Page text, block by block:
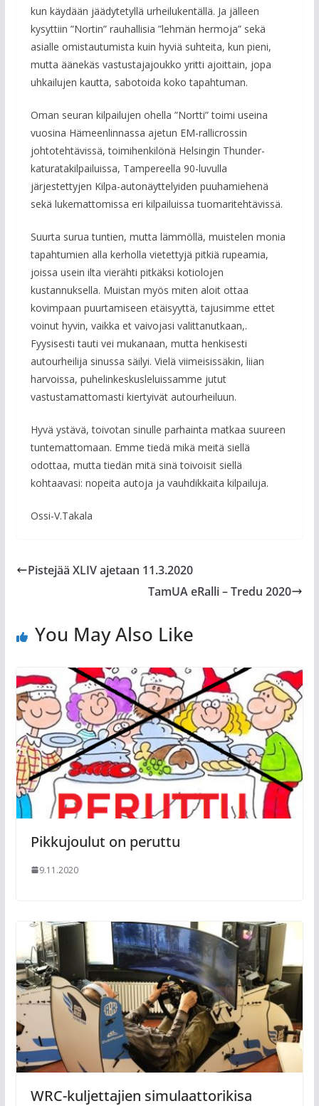
kun käydään jäädytetyllä urheilukentällä. Ja jälleen
kysyttiin ”Nortin” rauhallisia ”lehmän hermoja” sekä
asialle omistautumista kuin hyviä suhteita, kun pieni,
mutta äänekäs vastustajajoukko yritti ajoittain, jopa
uhkailujen kautta, sabotoida koko tapahtuman.
Oman seuran kilpailujen ohella ”Nortti” toimi useina
vuosina Hämeenlinnassa ajetun EM-rallicrossin
johtotehtävissä, toimihenkilönä Helsingin Thunder-
katuratakilpailuissa, Tampereella 90-luvulla
järjestettyjen Kilpa-autonäyttelyiden puuhamiehenä
sekä lukemattomissa eri kilpailuissa tuomaritehtävissä.
Suurta surua tuntien, mutta lämmöllä, muistelen monia
tapahtumien alla kerholla vietettyjä pitkiä rupeamia,
joissa usein ilta vierähti pitkäksi kotiolojen
kustannuksella. Muistan myös miten aloit ottaa
kovimpaan puurtamiseen etäisyyttä, tajusimme ettet
voinut hyvin, vaikka et vaivojasi valittanutkaan,.
Fyysisesti tauti vei mukanaan, mutta henkisesti
autourheilija sinussa säilyi. Vielä viimeisissäkin, liian
harvoissa, puhelinkeskusleluissamme jutut
vastustamattomasti kiertyivät autourheiluun.
Hyvä ystävä, toivotan sinulle parhainta matkaa suureen
tuntemattomaan. Emme tiedä mikä meitä siellä
odottaa, mutta tiedän mitä sinä toivoisit siellä
kohtaavasi: nopeita autoja ja vauhdikkaita kilpailuja.
Ossi-V.Takala
Pistejää XLIV ajetaan 11.3.2020
TamUA eRalli – Tredu 2020
You May Also Like
Pikkujoulut on peruttu
9.11.2020
WRC-kuljettajien simulaattorikisa